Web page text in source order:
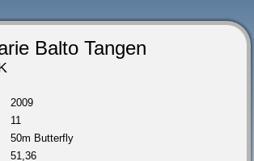
Balto Tangen
2009
11
50m Butterfly
51,36